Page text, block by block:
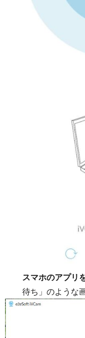
スマホのアプリ
待ち」のような